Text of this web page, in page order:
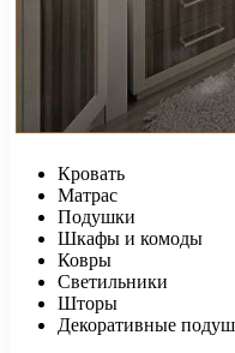
Кровать
Матрас
Подушки
Шкафы и комоды
Ковры
Светильники
Шторы
Декоративные